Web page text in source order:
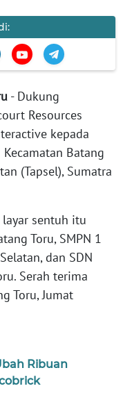
- Dukung
Resources
kepada
Batang
(Tapsel), Sumatra
sentuh itu
Toru, SMPN 1
dan SDN
Serah terima
Toru, Jumat
Ribuan